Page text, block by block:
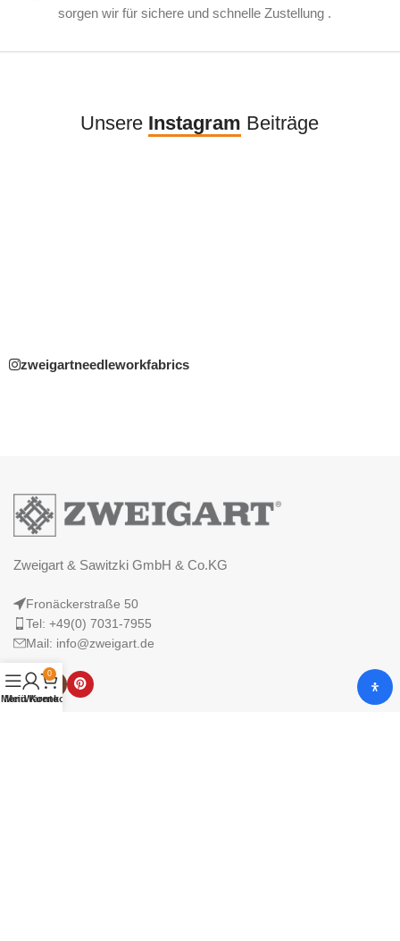
sorgen wir für sichere und schnelle Zustellung .
Unsere Instagram Beiträge
zweigartneedleworkfabrics
Zweigart & Sawitzki GmbH & Co.KG
Fronäckerstraße 50
Tel: +49(0) 7031-7955
Mail: info@zweigart.de
Menü
Mein Konto
0
Warenkorb